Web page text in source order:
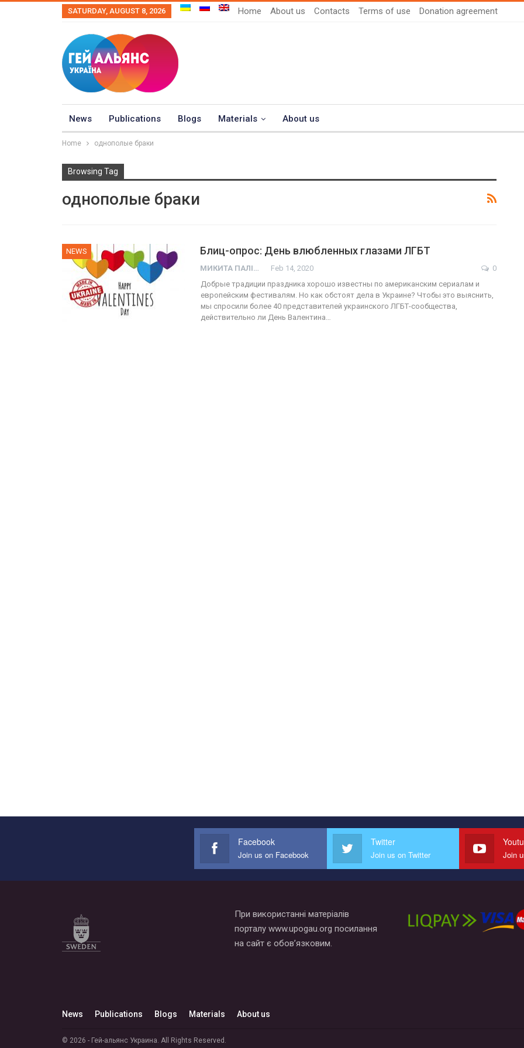
SATURDAY, AUGUST 8, 2026 Home About us Contacts Terms of use Donation agreement
News Publications Blogs Materials About us
Home однополые браки
Browsing Tag
однополые браки
NEWS Блиц-опрос: День влюбленных глазами ЛГБТ
МИКИТА ПАЛІЙ Feb 14, 2020
0
Добрые традиции праздника хорошо известны по американским сериалам и
европейским фестивалям. Но как обстоят дела в Украине? Чтобы это выяснить,
мы спросили более 40 представителей украинского ЛГБТ-сообщества,
действительно ли День Валентина…
Facebook
Join us on Facebook
Twitter
Join us on Twitter Join
При використанні матеріалів
порталу www.upogau.org посилання
на сайт є обов’язковим.
News Publications Blogs Materials About us
© 2026 - Гей-альянс Украина. All Rights Reserved.